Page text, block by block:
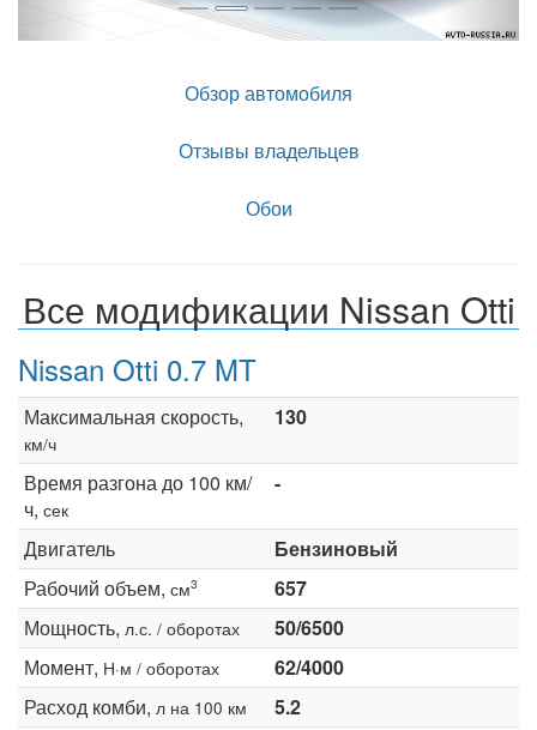
Обзор автомобиля
Отзывы владельцев
Обои
Все модификации Nissan Otti
Nissan Otti 0.7 MT
Максимальная скорость,
км/ч
130
Время разгона до 100 км/
ч, сек
-
Двигатель
Бензиновый
Рабочий объем, см3
657
Мощность, л.с. / оборотах
50/6500
Момент, Н·м / оборотах
62/4000
Расход комби, л на 100 км
5.2